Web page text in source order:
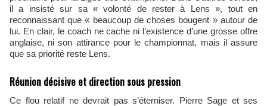
il a insisté sur sa « volonté de rester à Lens », tout en
reconnaissant que « beaucoup de choses bougent » autour de
lui. En clair, le coach ne cache ni l’existence d’une grosse offre
anglaise, ni son attirance pour le championnat, mais il assure
que sa priorité reste Lens.
Réunion décisive et direction sous pression
Ce flou relatif ne devrait pas s’éterniser. Pierre Sage et ses